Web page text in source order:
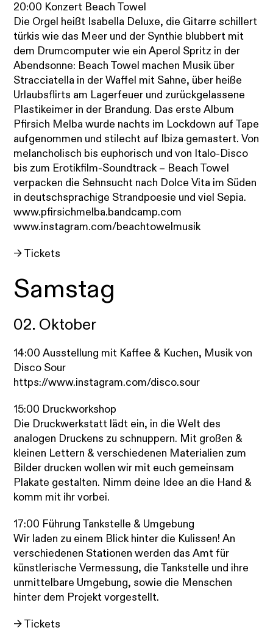
20:00 Konzert Beach Towel
Die Orgel heißt Isabella Deluxe, die Gitarre schillert
türkis wie das Meer und der Synthie blubbert mit
dem Drumcomputer wie ein Aperol Spritz in der
Abendsonne: Beach Towel machen Musik über
Stracciatella in der Waffel mit Sahne, über heiße
Urlaubsflirts am Lagerfeuer und zurückgelassene
Plastikeimer in der Brandung. Das erste Album
Pfirsich Melba wurde nachts im Lockdown auf Tape
aufgenommen und stilecht auf Ibiza gemastert. Von
melancholisch bis euphorisch und von Italo-Disco
bis zum Erotikfilm-Soundtrack – Beach Towel
verpacken die Sehnsucht nach Dolce Vita im Süden
in deutschsprachige Strandpoesie und viel Sepia.
www.pfirsichmelba.bandcamp.com
www.instagram.com/beachtowelmusik
→ Tickets
Samstag
02. Oktober
14:00 Ausstellung mit Kaffee & Kuchen, Musik von
Disco Sour
https://www.instagram.com/disco.sour
15:00 Druckworkshop
Die Druckwerkstatt lädt ein, in die Welt des
analogen Druckens zu schnuppern. Mit großen &
kleinen Lettern & verschiedenen Materialien zum
Bilder druckenwollen wir mit euch gemeinsam
Plakate gestalten. Nimm deine Idee an die Hand &
komm mit ihr vorbei.
17:00 Führung Tankstelle & Umgebung
Wir laden zu einem Blick hinter die Kulissen! An
verschiedenen Stationen werden das Amt für
künstlerische Vermessung, die Tankstelle und ihre
unmittelbare Umgebung, sowie die Menschen
hinter dem Projekt vorgestellt.
→ Tickets